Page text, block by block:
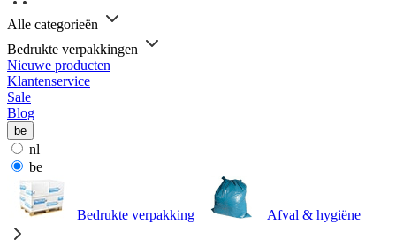
Alle categorieën
Bedrukte verpakkingen
Nieuwe producten
Klantenservice
Sale
Blog
be
nl
be
Bedrukte verpakking Afval & hygiëne